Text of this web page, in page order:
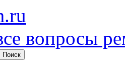
вопросы